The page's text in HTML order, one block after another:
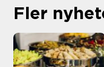
Fler